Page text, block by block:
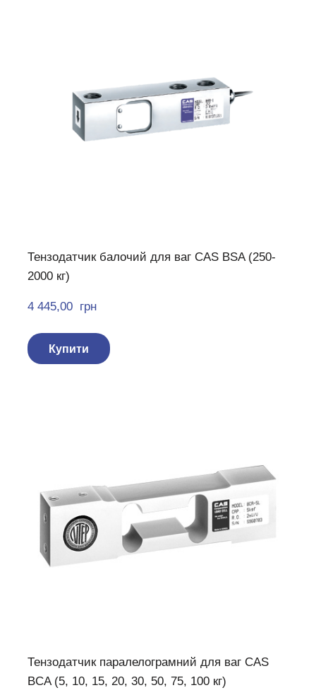
Тензодатчик балочий для ваг CAS BSA (250-
2000 кг)
4 445,00  грн
Купити
Тензодатчик паралелограмний для ваг CAS
BCA (5, 10, 15, 20, 30, 50, 75, 100 кг)